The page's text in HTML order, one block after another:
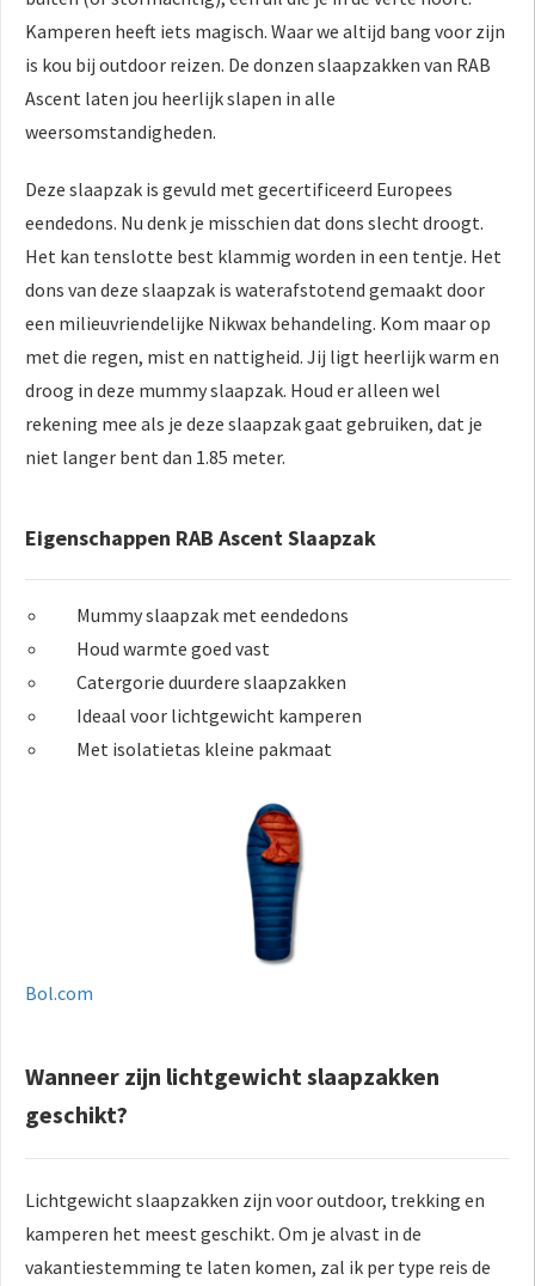
Kamperen heeft iets magisch. Waar we altijd bang voor zijn
is kou bij outdoor reizen. De donzen slaapzakken van RAB
Ascent laten jou heerlijk slapen in alle
weersomstandigheden.
Deze slaapzak is gevuld met gecertificeerd Europees
eendedons. Nu denk je misschien dat dons slecht droogt.
Het kan tenslotte best klammig worden in een tentje. Het
dons van deze slaapzak is waterafstotend gemaakt door
een milieuvriendelijke Nikwax behandeling. Kom maar op
met die regen, mist en nattigheid. Jij ligt heerlijk warm en
droog in deze mummy slaapzak. Houd er alleen wel
rekening mee als je deze slaapzak gaat gebruiken, dat je
niet langer bent dan 1.85 meter.
Eigenschappen RAB Ascent Slaapzak
Mummy slaapzak met eendedons
Houd warmte goed vast
Catergorie duurdere slaapzakken
Ideaal voor lichtgewicht kamperen
Met isolatietas kleine pakmaat
Bol.com
Wanneer zijn lichtgewicht slaapzakken
geschikt?
Lichtgewicht slaapzakken zijn voor outdoor, trekking en
kamperen het meest geschikt. Om je alvast in de
vakantiestemming te laten komen, zal ik per type reis de